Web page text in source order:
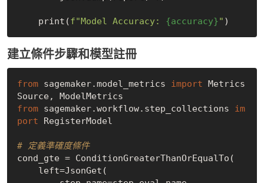
    print(
f"Model Accuracy: {accuracy}"
建立條件步驟和模型註冊
from sagemaker.model_metrics import Metrics
from sagemaker.workflow.step_collections im
port RegisterModel
# 定義準確度條件
cond_gte = ConditionGreaterThanOrEqualTo(